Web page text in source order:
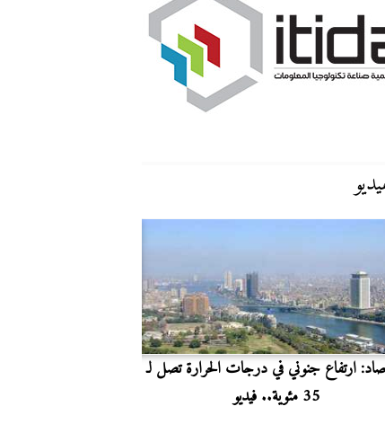
ارتفاع جنوني في درجات الحرارة تصل لـ
35 مئوية.. فيديو